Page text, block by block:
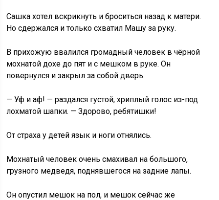
Сашка хотел вскрикнуть и броситься назад к матери.
Но сдержался и только схватил Машу за руку.
В прихожую ввалился громадный человек в чёрной
мохнатой дохе до пят и с мешком в руке. Он
повернулся и закрыл за собой дверь.
— Уф и аф! — раздался густой, хриплый голос из-под
лохматой шапки. — Здорово, ребятишки!
От страха у детей язык и ноги отнялись.
Мохнатый человек очень смахивал на большого,
грузного медведя, поднявшегося на задние лапы.
Он опустил мешок на пол, и мешок сейчас же